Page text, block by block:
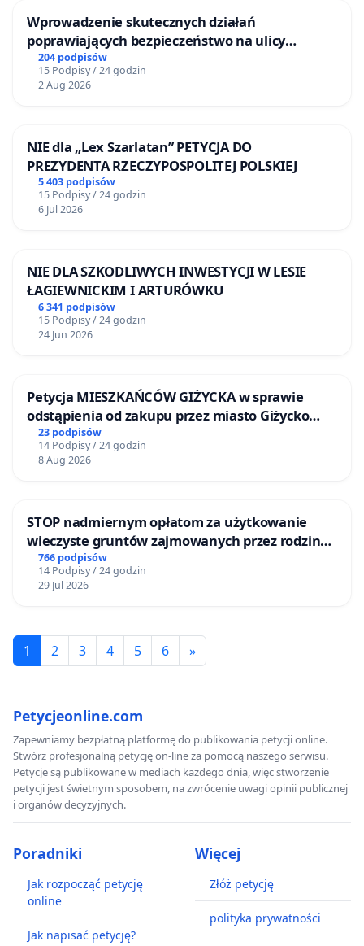
Wprowadzenie skutecznych działań
poprawiających bezpieczeństwo na ulicy
Żeromskiego w Otwocku
204 podpisów
15 Podpisy / 24 godzin
2 Aug 2026
NIE dla „Lex Szarlatan” PETYCJA DO
PREZYDENTA RZECZYPOSPOLITEJ POLSKIEJ
5 403 podpisów
15 Podpisy / 24 godzin
6 Jul 2026
NIE DLA SZKODLIWYCH INWESTYCJI W LESIE
ŁAGIEWNICKIM I ARTURÓWKU
6 341 podpisów
15 Podpisy / 24 godzin
24 Jun 2026
Petycja MIESZKAŃCÓW GIŻYCKA w sprawie
odstąpienia od zakupu przez miasto Giżycko
nieruchomości położonej nad jeziorem Niegocin
23 podpisów
14 Podpisy / 24 godzin
8 Aug 2026
STOP nadmiernym opłatom za użytkowanie
wieczyste gruntów zajmowanych przez rodzinne
ogrody działkowe.
766 podpisów
14 Podpisy / 24 godzin
29 Jul 2026
1 2 3 4 5 6 »
Petycjeonline.com
Zapewniamy bezpłatną platformę do publikowania petycji online.
Stwórz profesjonalną petycję on-line za pomocą naszego serwisu.
Petycje są publikowane w mediach każdego dnia, więc stworzenie
petycji jest świetnym sposobem, na zwrócenie uwagi opinii publicznej
i organów decyzyjnych.
Poradniki
Jak rozpocząć petycję
online
Jak napisać petycję?
Więcej
Złóż petycję
polityka prywatności